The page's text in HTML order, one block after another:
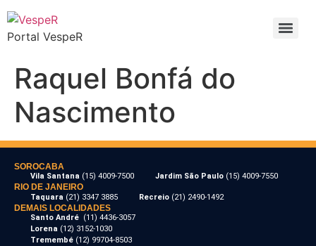
Portal VespeR
Raquel Bonfá do
Nascimento
SOROCABA
Vila Santana (15) 4009-7500 Jardim São Paulo (15) 4009-7550
RIO DE JANEIRO
Taquara (21) 3347 3885 Recreio (21) 2490-1492
DEMAIS LOCALIDADES
Santo André (11) 4436-3057
Lorena (12) 3152-1030
Tremembé (12) 99704-8503